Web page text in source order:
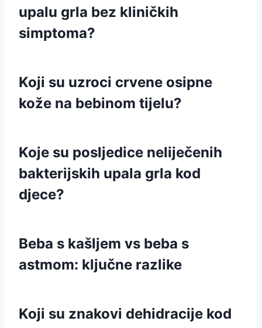
upalu grla bez kliničkih
simptoma?
Koji su uzroci crvene osipne
kože na bebinom tijelu?
Koje su posljedice neliječenih
bakterijskih upala grla kod
djece?
Beba s kašljem vs beba s
astmom: ključne razlike
Koji su znakovi dehidracije kod